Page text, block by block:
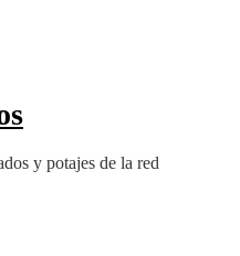
y potajes de la red